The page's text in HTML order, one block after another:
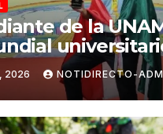
de la
2026 NOTIDIRECTO-